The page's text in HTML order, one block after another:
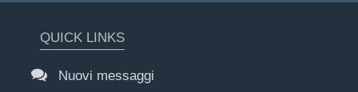
QUICK LINKS
Nuovi messaggi